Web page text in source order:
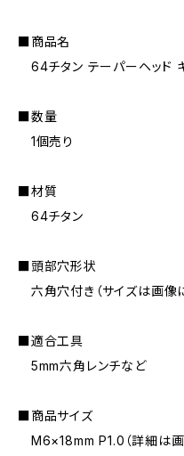
■商品名
64チタン テーパーヘッド キ
■数量
1個売り
■材質
64チタン
■頭部穴形状
六角穴付き（サイズは画像
■適合工具
5mm六角レンチなど
■商品サイズ
M6×18mm P1.0（詳細は画